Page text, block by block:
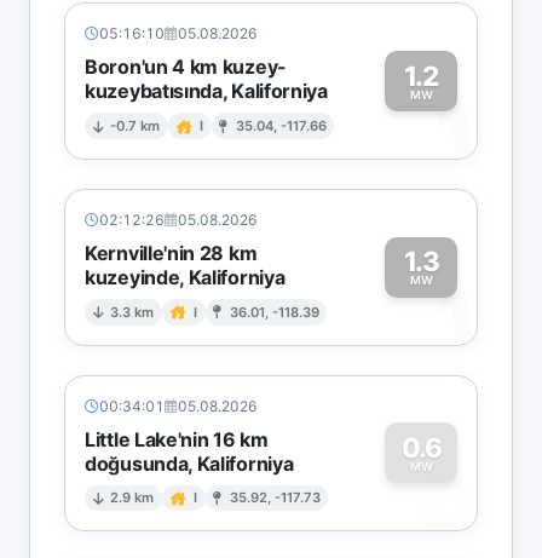
05:16:10 05.08.2026
Boron'un 4 km kuzey-
kuzeybatısında, Kaliforniya
-0.7 km I 35.04, -117.66
1.2
MW1
02:12:26 05.08.2026
Kernville'nin 28 km
kuzeyinde, Kaliforniya
3.3 km I 36.01, -118.39
1.3
MW1
00:34:01 05.08.2026
Little Lake'nin 16 km
doğusunda, Kaliforniya
2.9 km I 35.92, -117.73
0.6
MW
0